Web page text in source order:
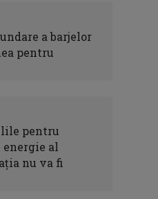
a barjelor
pentru
pentru
al
nu va fi